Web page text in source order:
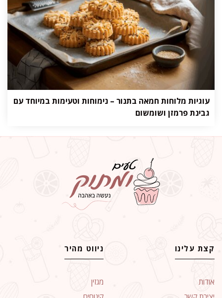
עוגיות מלוחות חמאה בתנור – נימוחות וטעימות במיוחד עם
גבינת פרמזן ושומשום
קצת עלינו
אודות
ניווט מהיר
מגזין